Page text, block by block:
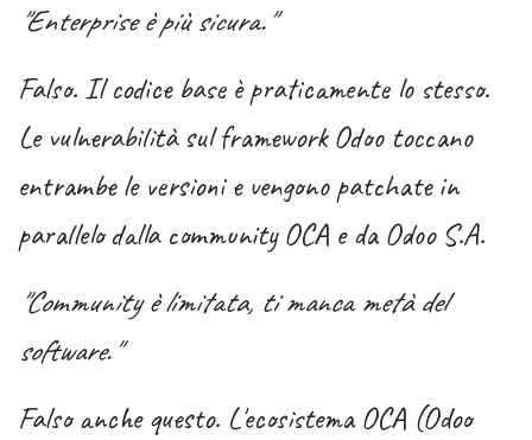
"Enterprise è più sicura."
Falso. Il codice base è praticamente lo stesso.
Le vulnerabilità sul framework Odoo toccano
entrambe le versioni e vengono patchate in
parallelo dalla community OCA e da Odoo S.A.
"Community è limitata, ti manca metà del
software."
Falso anche questo. L'ecosistema OCA (Odoo